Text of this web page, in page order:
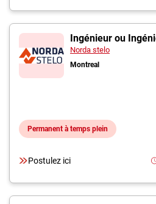
Ingénieur ou
Norda stelo
Montreal
Permanent à temps plein
Postulez ici